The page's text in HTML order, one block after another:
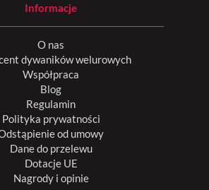
Informacje
O nas
dywaników welurowych
Współpraca
Blog
Regulamin
Polityka prywatności
od umowy
Dane do przelewu
Dotacje UE
Nagrody i opinie